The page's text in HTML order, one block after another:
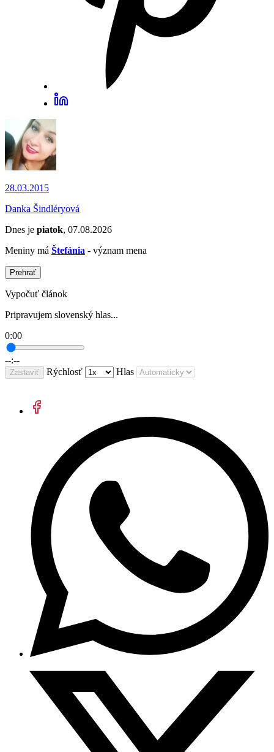
28.03.2015
Danka Šindléryová
Dnes je piatok, 07.08.2026
Meniny má Štefánia - význam mena
Prehrať
Vypočuť článok
Pripravujem slovenský hlas...
0:00
--:--
Zastaviť Rýchlosť Hlas